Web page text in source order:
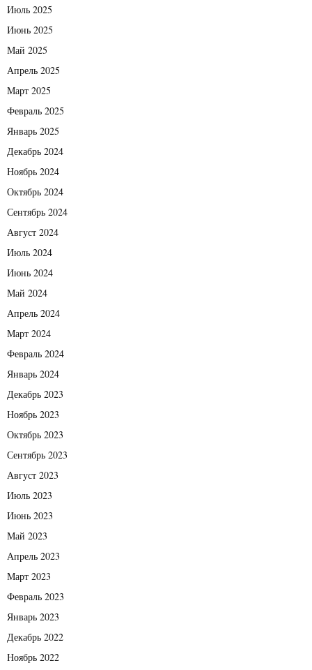
Июль 2025
Июнь 2025
Май 2025
Апрель 2025
Март 2025
Февраль 2025
Январь 2025
Декабрь 2024
Ноябрь 2024
Октябрь 2024
Сентябрь 2024
Август 2024
Июль 2024
Июнь 2024
Май 2024
Апрель 2024
Март 2024
Февраль 2024
Январь 2024
Декабрь 2023
Ноябрь 2023
Октябрь 2023
Сентябрь 2023
Август 2023
Июль 2023
Июнь 2023
Май 2023
Апрель 2023
Март 2023
Февраль 2023
Январь 2023
Декабрь 2022
Ноябрь 2022